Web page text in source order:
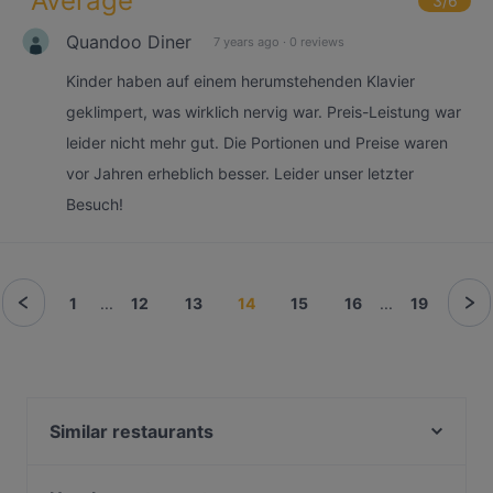
Quandoo Diner 7 years ago · 0 reviews
Kinder haben auf einem herumstehenden Klavier
geklimpert, was wirklich nervig war. Preis-Leistung war
leider nicht mehr gut. Die Portionen und Preise waren
vor Jahren erheblich besser. Leider unser letzter
Besuch!
1 ... 12 13 14 15 16 ... 19
Similar restaurants